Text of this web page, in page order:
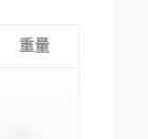
重量